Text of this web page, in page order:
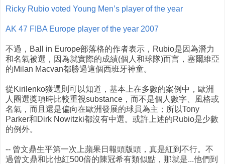
Ricky Rubio voted Young Men’s player of the year
AK 47 FIBA Europe player of the year 2007
不過，Ball in Europe部落格的作者表示，Rubio是因為潛力
和名氣被選，因為就實際的成績(個人和球隊)而言，塞爾維亞
的Milan Macvan都勝過這個西班牙神童。
從Kirilenko獲選則可以知道，基本上在多數的案例中，歐洲
人圈選獎項時比較重視substance，而不是個人數字、風格或
名氣，而且還是偏向在歐洲發展的球員為主；所以Tony
Parker和Dirk Nowitzki都沒有中選。或許上述的Rubio是少數
的例外。
-- 曾文鼎生平第一次上蘋果日報頭版頭，真是紅到不行。不
過曾文鼎和比他紅500倍的陳冠希有類似點，那就是...他們到